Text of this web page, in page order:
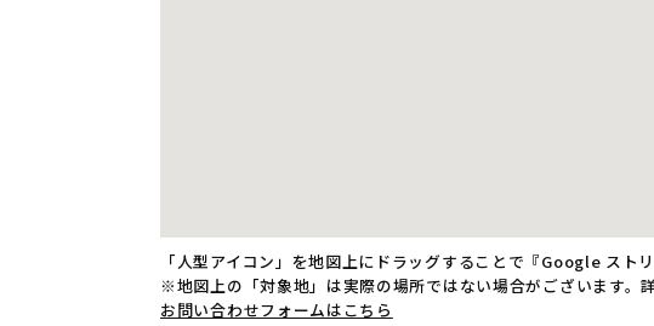
「人型アイコン」を地図上にドラッグすることで『Google スト
※地図上の「対象地」は実際の場所ではない場合がございます。
お問い合わせフォームはこちら